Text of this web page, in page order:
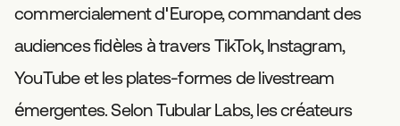
commercialement d'Europe, commandant des
audiences fidèles à travers TikTok, Instagram,
YouTube et les plates-formes de livestream
émergentes. Selon Tubular Labs, les créateurs